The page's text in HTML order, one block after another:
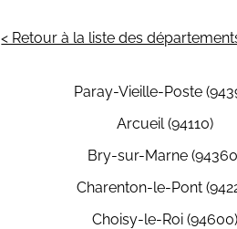
< Retour à la liste des
Paray-Vieille-Poste
Arcueil (94110)
Bry-sur-Marne
Charenton-le-Pont
Choisy-le-Roi (94600)